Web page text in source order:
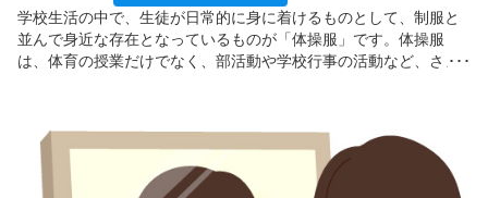
学校生活の中で、生徒が日常的に身に着けるものとして、制服と
並んで身近な存在となっているものが「体操服」です。体操服
は、体育の授業だけでなく、部活動や学校行事の活動など、さま
を着るシーン、体操服を着ていて気になること、体操服で重視す
ることについて調査しました。